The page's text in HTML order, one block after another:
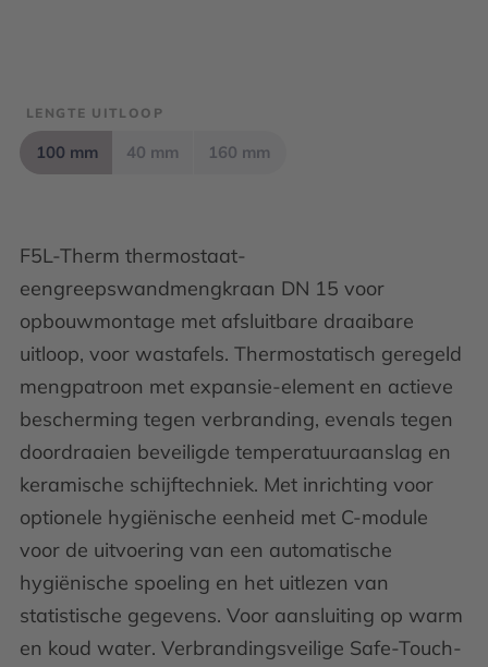
F5L-Therm thermostaat-
eengreepswandmengkraan DN 15 voor
opbouwmontage met afsluitbare draaibare
uitloop, voor wastafels. Thermostatisch geregeld
mengpatroon met expansie-element en actieve
bescherming tegen verbranding, evenals tegen
doordraaien beveiligde temperatuuraanslag en
keramische schijftechniek. Met inrichting voor
optionele hygiënische eenheid met C-module
voor de uitvoering van een automatische
hygiënische spoeling en het uitlezen van
statistische gegevens. Voor aansluiting op warm
en koud water. Verbrandingsveilige Safe-Touch-
LENGTE UITLOOP
100 mm 40 mm 160 mm